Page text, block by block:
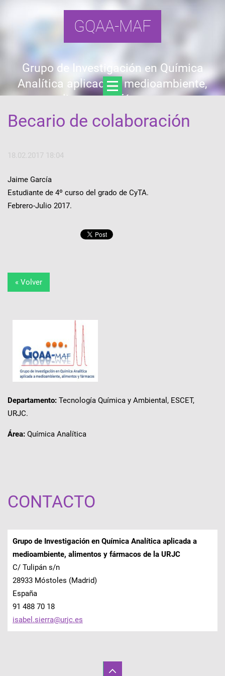
GQAA-MAF
Grupo de Investigación en Química
Analítica aplicada a medioambiente,
alimentos y fármacos
Becario de colaboración
18.02.2017 18:04
Jaime García
Estudiante de 4º curso del grado de CyTA.
Febrero-Julio 2017.
« Volver
Departamento: Tecnología Química y Ambiental, ESCET,
URJC.
Área: Química Analítica
CONTACTO
Grupo de Investigación en Química Analítica aplicada a
medioambiente, alimentos y fármacos de la URJC
C/ Tulipán s/n
28933 Móstoles (Madrid)
España
91 488 70 18
isabel.sierra@urjc.es